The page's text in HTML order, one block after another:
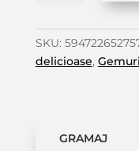
de
SKU:
delicioase, Gemuri
GRAMAJ